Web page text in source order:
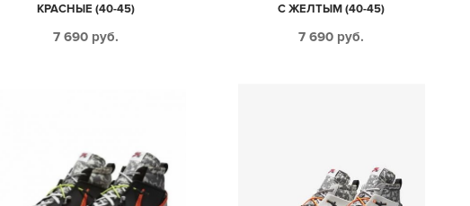
КРАСНЫЕ (40-45)
7 690 руб.
С ЖЕЛТЫМ (40-45)
7 690 руб.